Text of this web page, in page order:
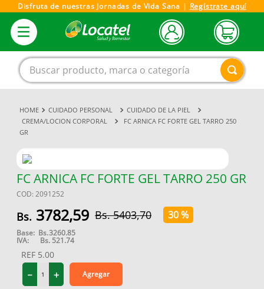
Disfruta de nuestras Jornadas de Vida Sana | Regístrate aquí
Buscar producto, marca o categoría
CUIDADO PERSONAL
CUIDADO DE LA PIEL
CREMA/LOCION CORPORAL
FC ARNICA FC FORTE GEL TARRO 250
GR
FC ARNICA FC FORTE GEL TARRO 250 GR
COD: 2091252
3782,59 5403,70 30 %
Base: Bs.3260.85
IVA: Bs. 521.74
REF 5.00
＋
－ Agregar
1.
magnesio
2.
3 .
4.
vitamina c
5.
vitamina
6.
linezolid
7.
champu
.
miovit
medias compresión